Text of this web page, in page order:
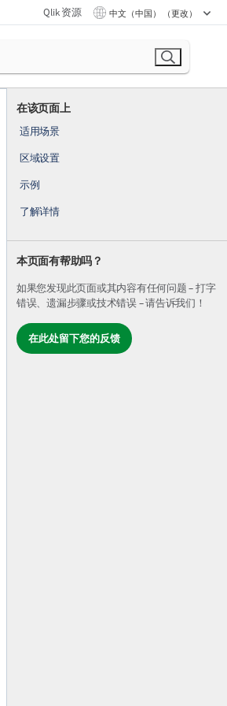
Qlik 资源 中文（中国） （更改）
在该页面上
适用场景
区域设置
示例
了解详情
本页面有帮助吗？
如果您发现此页面或其内容有任何问题 – 打字
错误、遗漏步骤或技术错误 – 请告诉我们！
在此处留下您的反馈